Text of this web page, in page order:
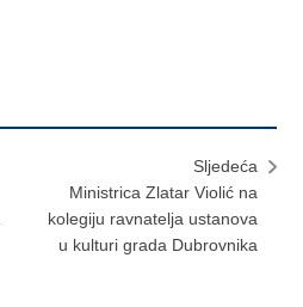
Sljedeća
Ministrica Zlatar Violić na
kolegiju ravnatelja ustanova
u kulturi grada Dubrovnika